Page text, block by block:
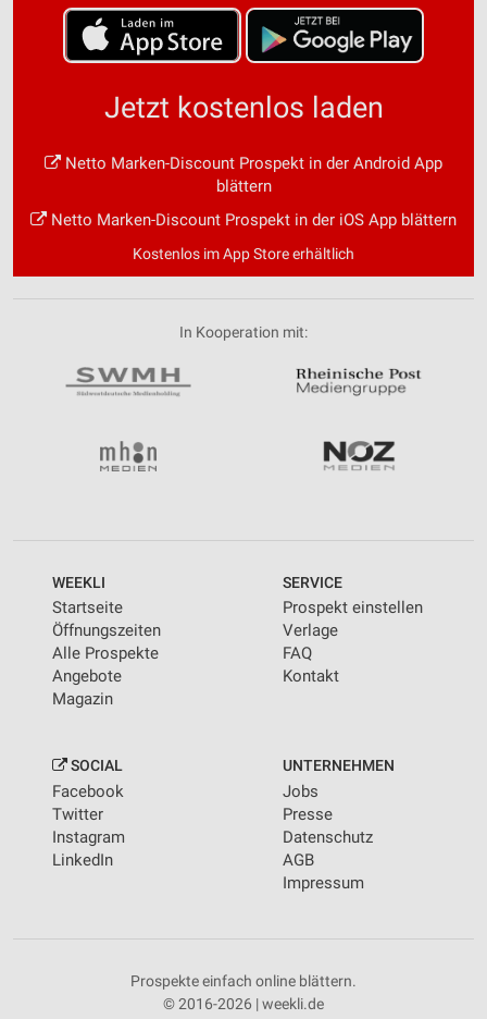
Jetzt kostenlos laden
Netto Marken-Discount Prospekt in der Android App
blättern
Netto Marken-Discount Prospekt in der iOS App blättern
Kostenlos im App Store erhältlich
In Kooperation mit:
WEEKLI
Startseite
Öffnungszeiten
Alle Prospekte
Angebote
Magazin
SERVICE
Prospekt einstellen
Verlage
FAQ
Kontakt
SOCIAL
Facebook
Twitter
Instagram
LinkedIn
UNTERNEHMEN
Jobs
Presse
Datenschutz
AGB
Impressum
Prospekte einfach online blättern.
© 2016-2026 | weekli.de